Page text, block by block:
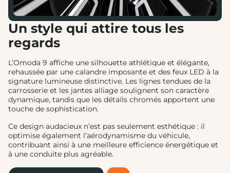
Un style qui attire tous les
regards
L’Omoda 9 affiche une silhouette athlétique et élégante,
rehaussée par une calandre imposante et des feux LED à la
signature lumineuse distinctive. Les lignes tendues de la
carrosserie et les jantes alliage soulignent son caractère
dynamique, tandis que les détails chromés apportent une
touche de sophistication.
Ce design audacieux n’est pas seulement esthétique : il
optimise également l’aérodynamisme du véhicule,
contribuant ainsi à une meilleure efficience énergétique et
à une conduite plus agréable.